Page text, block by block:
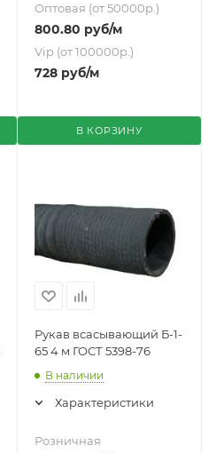
Оптовая (от 50000р.)
800.80 руб/м
Vip (от 100000р.)
728руб/м
В КОРЗИНУ
Рукав всасывающий Б-1-
65 4 м ГОСТ 5398-76
В наличии
Характеристики
Розничная